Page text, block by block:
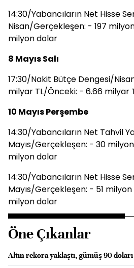
14:30/Yabancıların Net Hisse
Nisan/Gerçekleşen: - 197
milyon dolar
8 Mayıs Salı
17:30/Nakit Bütçe Dengesi/
milyar TL/Önceki: - 6.66 milyar
10 Mayıs Perşembe
14:30/Yabancıların Net Tahvil
Mayıs/Gerçekleşen: - 30
milyon dolar
14:30/Yabancıların Net Hisse
Mayıs/Gerçekleşen: - 51
milyon dolar
Öne Çıkanlar
Altın rekora yaklaştı, gümüş 90 doları